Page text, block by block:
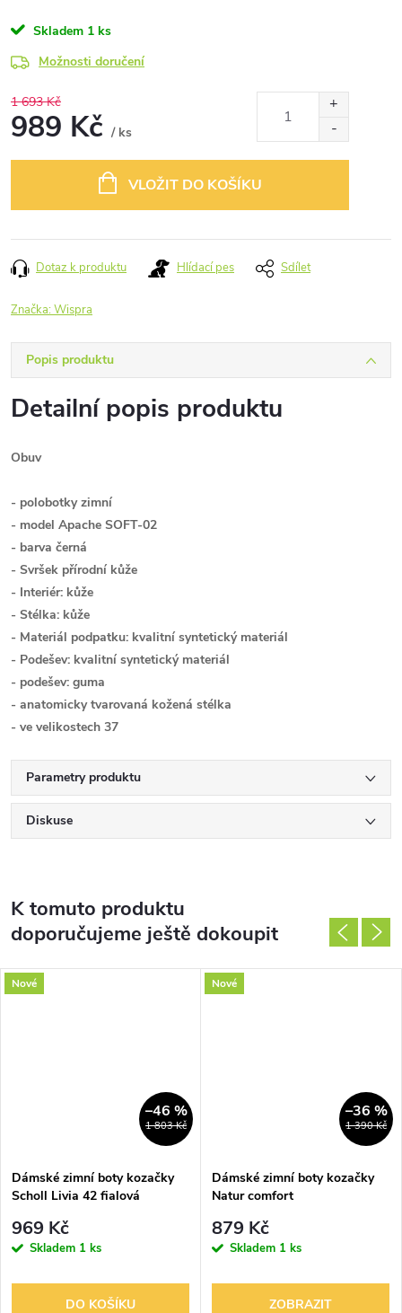
Skladem 1 ks
Možnosti doručení
1 693 Kč
989 Kč / ks
VLOŽIT DO KOŠÍKU
Dotaz k produktu Hlídací pes Sdílet
Značka:Wispra
Popis produktu
Detailní popis produktu
Obuv
- polobotky zimní
- model Apache SOFT-02
- barva černá
- Svršek přírodní kůže
- Interiér: kůže
- Stélka: kůže
- Materiál podpatku: kvalitní syntetický materiál
- Podešev: kvalitní syntetický materiál
- podešev: guma
- anatomicky tvarovaná kožená stélka
- ve velikostech 37
Parametry produktu
Diskuse
K tomuto produktu
doporučujeme ještě dokoupit
Nové
1 803 Kč
–46 %
Dámské zimní boty kozačky
Scholl Livia 42 fialová
969 Kč
Skladem 1 ks
DO KOŠÍKU
Nové
1 390 Kč
–36 %
Dámské zimní boty kozačky
Natur comfort
879 Kč
Skladem 1 ks
ZOBRAZIT